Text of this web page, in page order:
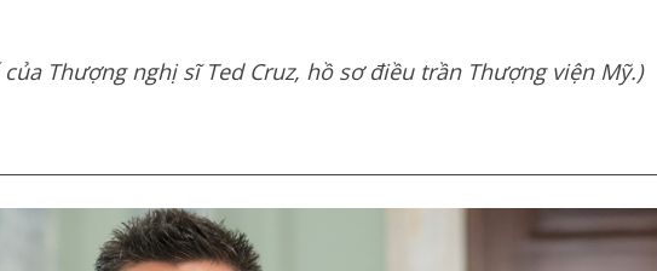
Thượng nghị sĩ Ted Cruz, hồ sơ điều trần Thượng viện Mỹ.)